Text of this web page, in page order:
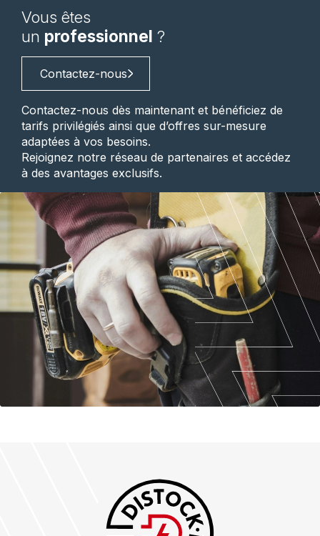
Vous êtes
un professionnel ?
Contactez-nous
Contactez-nous dès maintenant et bénéficiez de
tarifs privilégiés ainsi que d’offres sur-mesure
adaptées à vos besoins.
Rejoignez notre réseau de partenaires et accédez
à des avantages exclusifs.